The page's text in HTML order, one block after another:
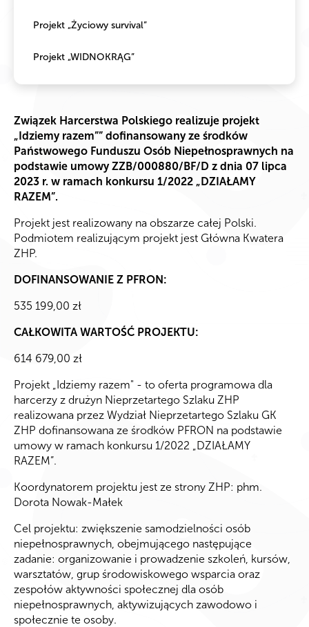
Projekt „Życiowy survival”
Projekt „WIDNOKRĄG”
Związek Harcerstwa Polskiego realizuje projekt
„Idziemy razem”” dofinansowany ze środków
Państwowego Funduszu Osób Niepełnosprawnych na
podstawie umowy ZZB/000880/BF/D z dnia 07 lipca
2023 r. w ramach konkursu 1/2022 „DZIAŁAMY
RAZEM”.
Projekt jest realizowany na obszarze całej Polski.
Podmiotem realizującym projekt jest Główna Kwatera
ZHP.
DOFINANSOWANIE Z PFRON:
535 199,00 zł
CAŁKOWITA WARTOŚĆ PROJEKTU:
614 679,00 zł
Projekt „Idziemy razem" - to oferta programowa dla
harcerzy z drużyn Nieprzetartego Szlaku ZHP
realizowana przez Wydział Nieprzetartego Szlaku GK
ZHP dofinansowana ze środków PFRON na podstawie
umowy w ramach konkursu 1/2022 „DZIAŁAMY
RAZEM”.
Koordynatorem projektu jest ze strony ZHP: phm.
Dorota Nowak-Małek
Cel projektu: zwiększenie samodzielności osób
niepełnosprawnych, obejmującego następujące
zadanie: organizowanie i prowadzenie szkoleń, kursów,
warsztatów, grup środowiskowego wsparcia oraz
zespołów aktywności społecznej dla osób
niepełnosprawnych, aktywizujących zawodowo i
społecznie te osoby.